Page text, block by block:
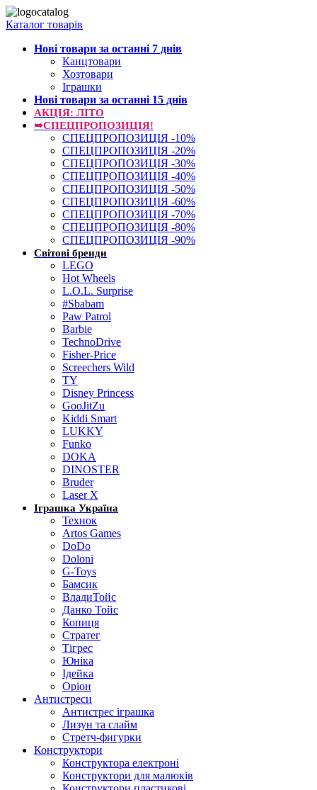
Каталог товарів
Нові товари за останнi 7 днiв
Канцтовари
Хозтовари
Іграшки
Нові товари за останнi 15 днiв
АКЦІЯ: ЛІТО
➥СПЕЦПРОПОЗИЦІЯ!
СПЕЦПРОПОЗИЦІЯ -10%
СПЕЦПРОПОЗИЦІЯ -20%
СПЕЦПРОПОЗИЦІЯ -30%
СПЕЦПРОПОЗИЦІЯ -40%
СПЕЦПРОПОЗИЦІЯ -50%
СПЕЦПРОПОЗИЦІЯ -60%
СПЕЦПРОПОЗИЦІЯ -70%
СПЕЦПРОПОЗИЦІЯ -80%
СПЕЦПРОПОЗИЦІЯ -90%
Світові бренди
LEGO
Hot Wheels
L.O.L. Surprise
#Sbabam
Paw Patrol
Barbie
TechnoDrive
Fisher-Price
Screechers Wild
TY
Disney Princess
GooJitZu
Kiddi Smart
LUKKY
Funko
DOKA
DINOSTER
Bruder
Laser X
Іграшка Україна
Технок
Artos Games
DoDo
Doloni
G-Toys
Бамсик
ВладиТойс
Данко Тойс
Копиця
Стратег
Тігрес
Юніка
Ідейка
Оріон
Антистреси
Антистрес іграшка
Лизун та слайм
Стретч-фигурки
Конструктори
Конструктора електроні
Конструктори для малюків